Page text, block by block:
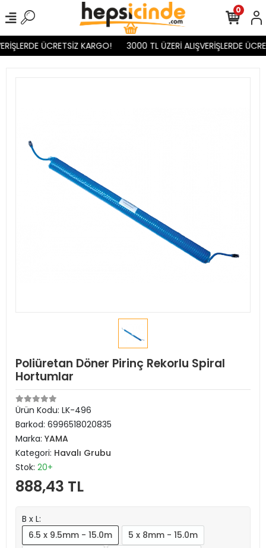
ÜCRETSİZ KARGO! 3000 TL ÜZERİ ALIŞVERİŞLERDE
0
Poliüretan Döner Pirinç Rekorlu Spiral
Hortumlar
Ürün Kodu: LK-496
Barkod: 6996518020835
Marka: YAMA
Kategori: Havalı Grubu
Stok: 20+
888,43 TL
B x L:
6.5 x 9.5mm - 15.0m
5 x 8mm - 15.0m